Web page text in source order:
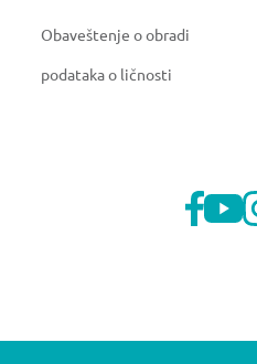
Obaveštenje o obradi
podataka o ličnosti